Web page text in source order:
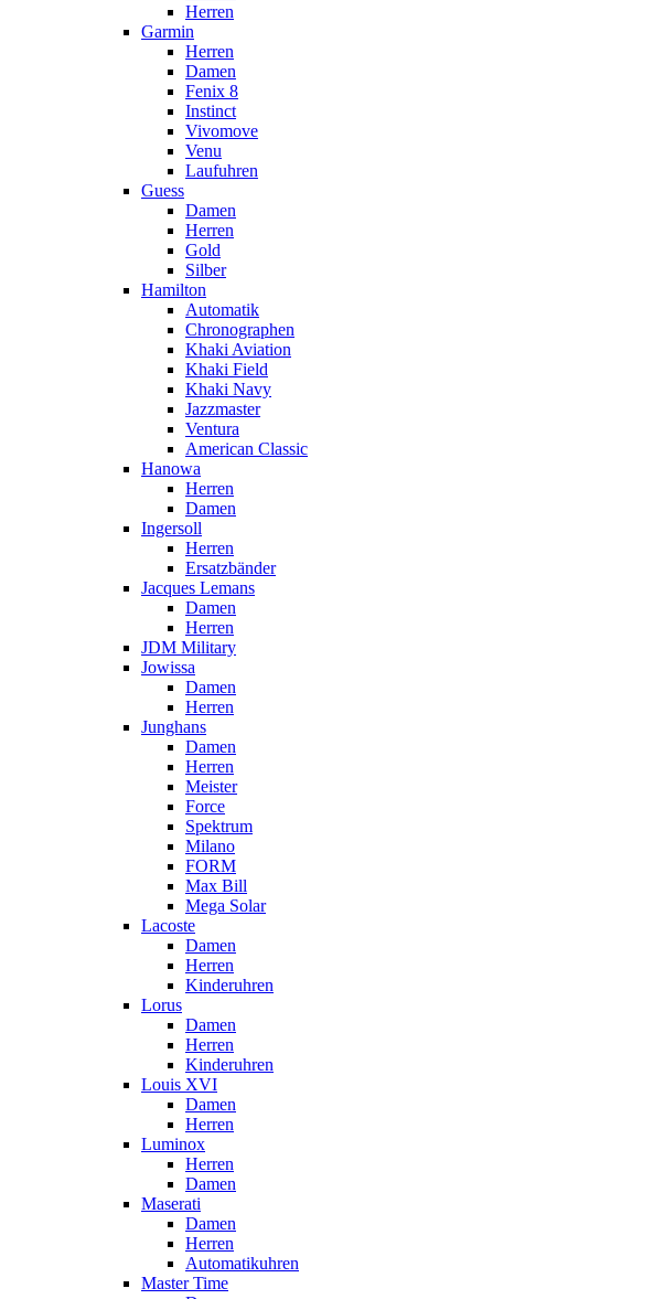
Herren
Garmin
Herren
Damen
Fenix 8
Instinct
Vivomove
Venu
Laufuhren
Guess
Damen
Herren
Gold
Silber
Hamilton
Automatik
Chronographen
Khaki Aviation
Khaki Field
Khaki Navy
Jazzmaster
Ventura
American Classic
Hanowa
Herren
Damen
Ingersoll
Herren
Ersatzbänder
Jacques Lemans
Damen
Herren
JDM Military
Jowissa
Damen
Herren
Junghans
Damen
Herren
Meister
Force
Spektrum
Milano
FORM
Max Bill
Mega Solar
Lacoste
Damen
Herren
Kinderuhren
Lorus
Damen
Herren
Kinderuhren
Louis XVI
Damen
Herren
Luminox
Herren
Damen
Maserati
Damen
Herren
Automatikuhren
Master Time